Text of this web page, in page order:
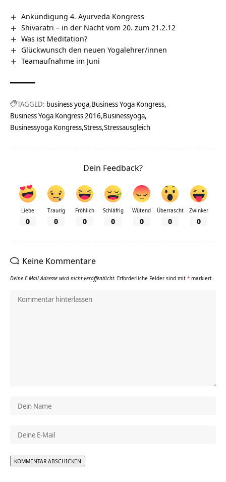
Ankündigung 4. Ayurveda Kongress
Shivaratri – in der Nacht vom 20. zum 21.2.12
Was ist Meditation?
Glückwunsch den neuen Yogalehrer/innen
Teamaufnahme im Juni
TAGGED: business yoga Business Yoga Kongress
Business Yoga Kongress 2016 Businessyoga
Businessyoga Kongress Stress Stressausgleich
Dein Feedback?
Liebe
0
Traurig
0
Fröhlich
0
Schläfrig
0
Wütend
0
Überrascht
0
Zwinker
0
Keine Kommentare
Deine E-Mail-Adresse wird nicht veröffentlicht. Erforderliche Felder sind mit * markiert.